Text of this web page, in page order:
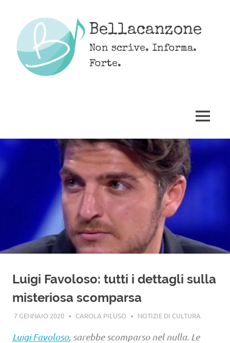
content
Bellacanzone
Non scrive. Informa.
Forte.
MENU
Luigi Favoloso: tutti i dettagli sulla
misteriosa scomparsa
7 GENNAIO 2020 CAROLA PILUSO NOTIZIE DI CULTURA
Luigi Favoloso, sarebbe scomparso nel nulla. Le